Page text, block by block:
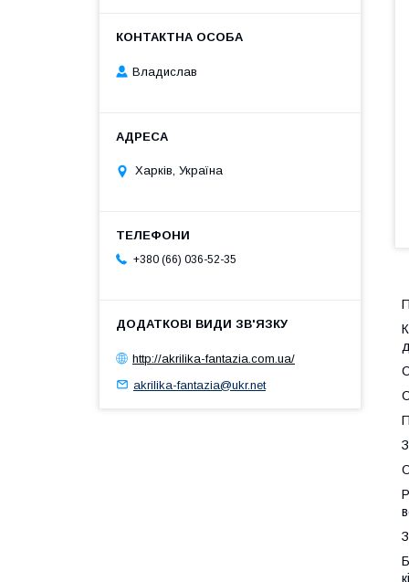
Владислав
Харків, Україна
+380 (66) 036-52-35
http://akrilika-fantazia.com.ua/
akrilika-fantazia@ukr.net